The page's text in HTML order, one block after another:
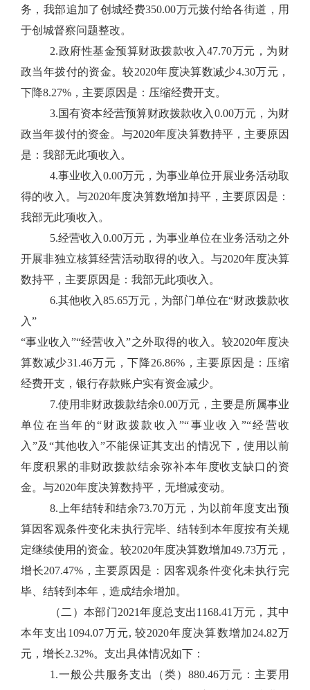
务，我部追加了创城经费350.00万元拨付给各街道，用
于创城督察问题整改。
2.政府性基金预算财政拨款收入47.70万元，为财
政当年拨付的资金。较2020年度决算数减少4.30万元，
下降8.27%，主要原因是：压缩经费开支。
3.国有资本经营预算财政拨款收入0.00万元，为财
政当年拨付的资金。与2020年度决算数持平，主要原因
是：我部无此项收入。
4.事业收入0.00万元，为事业单位开展业务活动取
得的收入。与2020年度决算数增加持平，主要原因是：
我部无此项收入。
5.经营收入0.00万元，为事业单位在业务活动之外
开展非独立核算经营活动取得的收入。与2020年度决算
数持平，主要原因是：我部无此项收入。
6.其他收入85.65万元，为部门单位在“财政拨款收
入”
“事业收入”“经营收入”之外取得的收入。较2020年度决
算数减少31.46万元，下降26.86%，主要原因是：压缩
经费开支，银行存款账户实有资金减少。
7.使用非财政拨款结余0.00万元，主要是所属事业
单位在当年的“财政拨款收入”“事业收入”“经营收
入”及“其他收入”不能保证其支出的情况下，使用以前
年度积累的非财政拨款结余弥补本年度收支缺口的资
金。与2020年度决算数持平，无增减变动。
8.上年结转和结余73.70万元，为以前年度支出预
算因客观条件变化未执行完毕、结转到本年度按有关规
定继续使用的资金。较2020年度决算数增加49.73万元，
增长207.47%，主要原因是：因客观条件变化未执行完
毕、结转到本年，造成结余增加。
（二）本部门2021年度总支出1168.41万元，其中
本年支出1094.07万元, 较2020年度决算数增加24.82万
元，增长2.32%。支出具体情况如下：
1.一般公共服务支出（类）880.46万元：主要用